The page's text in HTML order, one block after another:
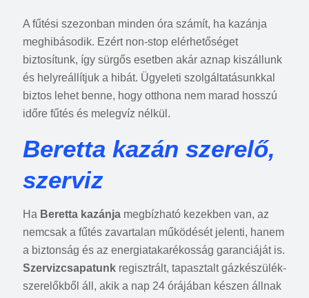
A fűtési szezonban minden óra számít, ha kazánja
meghibásodik. Ezért non-stop elérhetőséget
biztosítunk, így sürgős esetben akár aznap kiszállunk
és helyreállítjuk a hibát. Ügyeleti szolgáltatásunkkal
biztos lehet benne, hogy otthona nem marad hosszú
időre fűtés és melegvíz nélkül.
Beretta kazán szerelő,
szerviz
Ha Beretta kazánja megbízható kezekben van, az
nemcsak a fűtés zavartalan működését jelenti, hanem
a biztonság és az energiatakarékosság garanciáját is.
Szervizcsapatunk regisztrált, tapasztalt gázkészülék-
szerelőkből áll, akik a nap 24 órájában készen állnak